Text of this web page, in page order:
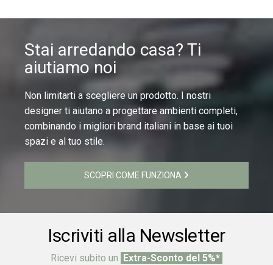
Stai arredando casa? Ti
aiutiamo noi
Non limitarti a scegliere un prodotto. I nostri
designer ti aiutano a progettare ambienti completi,
combinando i migliori brand italiani in base ai tuoi
spazi e al tuo stile.
SCOPRI COME FUNZIONA
Iscriviti alla Newsletter
Ricevi subito un Extra-Sconto del 5%*